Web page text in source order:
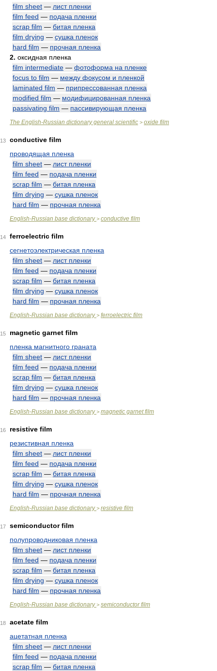
film sheet — лист пленки
film feed — подача пленки
scrap film — битая пленка
film drying — сушка пленок
hard film — прочная пленка
2. оксидная пленка
film intermediate — фотоформа на пленке
focus to film — между фокусом и пленкой
laminated film — припрессованная пленка
modified film — модифицированная пленка
passivating film — пассивирующая пленка
The English-Russian dictionary general scientific > oxide film
13
conductive film
проводящая пленка
film sheet — лист пленки
film feed — подача пленки
scrap film — битая пленка
film drying — сушка пленок
hard film — прочная пленка
English-Russian base dictionary> conductive film
14
ferroelectric film
сегнетоэлектрическая пленка
film sheet — лист пленки
film feed — подача пленки
scrap film — битая пленка
film drying — сушка пленок
hard film — прочная пленка
English-Russian base dictionary> ferroelectric film
15
magnetic garnet film
пленка магнитного граната
film sheet — лист пленки
film feed — подача пленки
scrap film — битая пленка
film drying — сушка пленок
hard film — прочная пленка
English-Russian base dictionary> magnetic garnet film
16
resistive film
резистивная пленка
film sheet — лист пленки
film feed — подача пленки
scrap film — битая пленка
film drying — сушка пленок
hard film — прочная пленка
English-Russian base dictionary> resistive film
17
semiconductor film
полупроводниковая пленка
film sheet — лист пленки
film feed — подача пленки
scrap film — битая пленка
film drying — сушка пленок
hard film — прочная пленка
English-Russian base dictionary> semiconductor film
18
acetate film
ацетатная пленка
film sheet — лист пленки
film feed — подача пленки
scrap film — битая пленка